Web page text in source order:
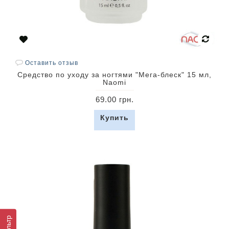
Оставить отзыв
Средство по уходу за ногтями "Мега-блеск" 15 мл,
Naomi
69.00 грн.
Купить